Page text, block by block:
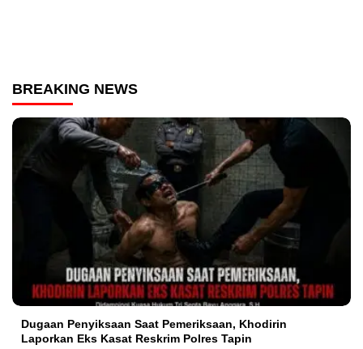
BREAKING NEWS
Dugaan Penyiksaan Saat Pemeriksaan, Khodirin
Laporkan Eks Kasat Reskrim Polres Tapin